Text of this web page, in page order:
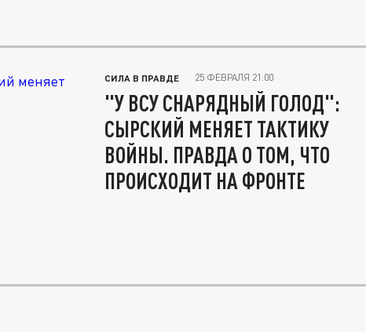
СИЛА В ПРАВДЕ 25 ФЕВРАЛЯ 21:00
"У ВСУ СНАРЯДНЫЙ ГОЛОД":
СЫРСКИЙ МЕНЯЕТ ТАКТИКУ
ВОЙНЫ. ПРАВДА О ТОМ, ЧТО
ПРОИСХОДИТ НА ФРОНТЕ